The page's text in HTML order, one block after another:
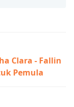
Clara - Fallin
Pemula